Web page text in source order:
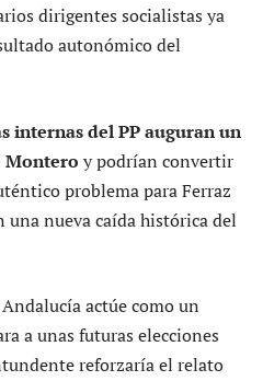
dirigentes socialistas ya
autonómico del
internas del PP auguran un
Montero y podrían convertir
problema para Ferraz
nueva caída histórica del
actúe como un
a unas futuras elecciones
reforzaría el relato